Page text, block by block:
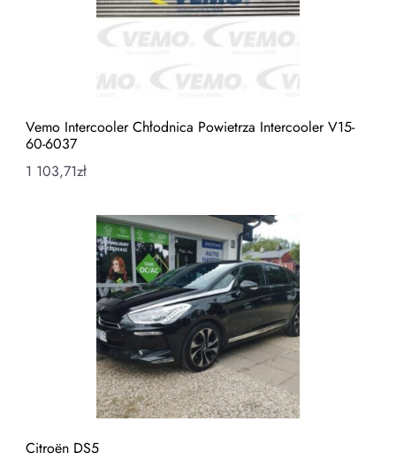
Vemo Intercooler Chłodnica Powietrza Intercooler V15-
60-6037
1 103,71zł
Citroën DS5